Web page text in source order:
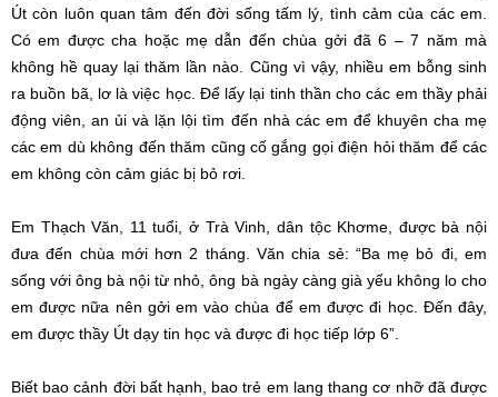
Út còn luôn quan tâm đến đời sống tấm lý, tình cảm của các em.
Có em được cha hoặc mẹ dẫn đến chùa gởi đã 6 – 7 năm mà
không hề quay lại thăm lần nào. Cũng vì vậy, nhiều em bỗng sinh
ra buồn bã, lơ là việc học. Để lấy lại tinh thần cho các em thầy phải
động viên, an ủi và lặn lội tìm đến nhà các em để khuyên cha mẹ
các em dù không đến thăm cũng cố gắng gọi điện hỏi thăm để các
em không còn cảm giác bị bỏ rơi.
Em Thạch Văn, 11 tuổi, ở Trà Vinh, dân tộc Khơme, được bà nội
đưa đến chùa mới hơn 2 tháng. Văn chia sẻ: “Ba mẹ bỏ đi, em
sống với ông bà nội từ nhỏ, ông bà ngày càng già yếu không lo cho
em được nữa nên gởi em vào chùa để em được đi học. Đến đây,
em được thầy Út dạy tin học và được đi học tiếp lớp 6”.
Biết bao cảnh đời bất hạnh, bao trẻ em lang thang cơ nhỡ đã được